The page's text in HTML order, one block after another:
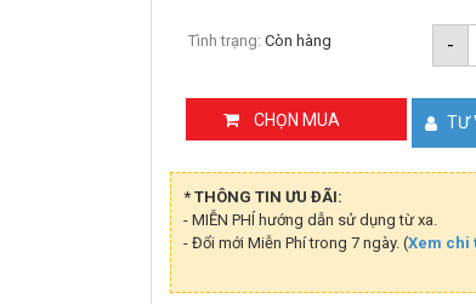
-
Tình trạng: Còn hàng
CHỌN MUA TƯ
* THÔNG TIN ƯU ĐÃI:
- MIỄN PHÍ hướng dẫn sử dụng từ xa.
- Đổi mới Miễn Phí trong 7 ngày. (Xem chi